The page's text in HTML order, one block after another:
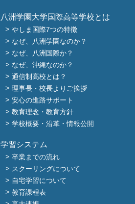
八洲学園大学国際高等学校とは
やしま国際7つの特徴
なぜ、八洲学園なのか？
なぜ、八洲国際か？
なぜ、沖縄なのか？
通信制高校とは？
理事長・校長よりご挨拶
安心の進路サポート
教育理念・教育方針
学校概要・沿革・情報公開
学習システム
卒業までの流れ
スクーリングについて
自宅学習について
教育課程表